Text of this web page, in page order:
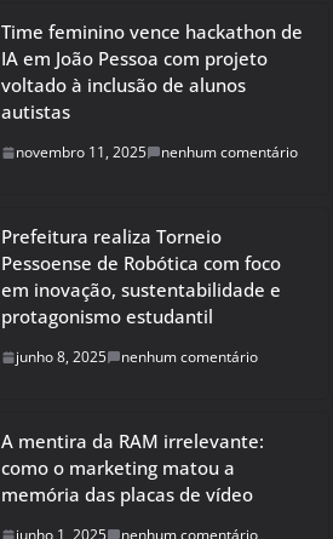
Time feminino vence hackathon de
IA em João Pessoa com projeto
voltado à inclusão de alunos
autistas
novembro 11, 2025 nenhum comentário
Prefeitura realiza Torneio
Pessoense de Robótica com foco
em inovação, sustentabilidade e
protagonismo estudantil
junho 8, 2025 nenhum comentário
A mentira da RAM irrelevante:
como o marketing matou a
memória das placas de vídeo
junho 1, 2025 nenhum comentário